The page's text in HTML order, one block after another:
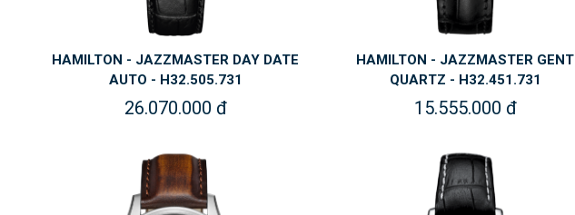
HAMILTON - JAZZMASTER DAY DATE
AUTO - H32.505.731
26.070.000 đ
HAMILTON - JAZZMASTER GENT
QUARTZ - H32.451.731
15.555.000 đ